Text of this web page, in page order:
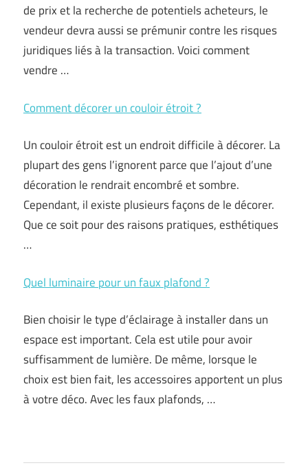
de prix et la recherche de potentiels acheteurs, le
vendeur devra aussi se prémunir contre les risques
juridiques liés à la transaction. Voici comment
vendre …
Comment décorer un couloir étroit ?
Un couloir étroit est un endroit difficile à décorer. La
plupart des gens l’ignorent parce que l’ajout d’une
décoration le rendrait encombré et sombre.
Cependant, il existe plusieurs façons de le décorer.
Que ce soit pour des raisons pratiques, esthétiques
…
Quel luminaire pour un faux plafond ?
Bien choisir le type d’éclairage à installer dans un
espace est important. Cela est utile pour avoir
suffisamment de lumière. De même, lorsque le
choix est bien fait, les accessoires apportent un plus
à votre déco. Avec les faux plafonds, …